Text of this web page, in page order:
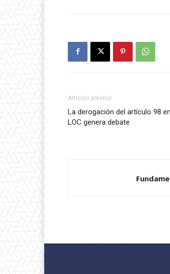
Artículo anterior
La derogación del artículo 98
LOC genera debate